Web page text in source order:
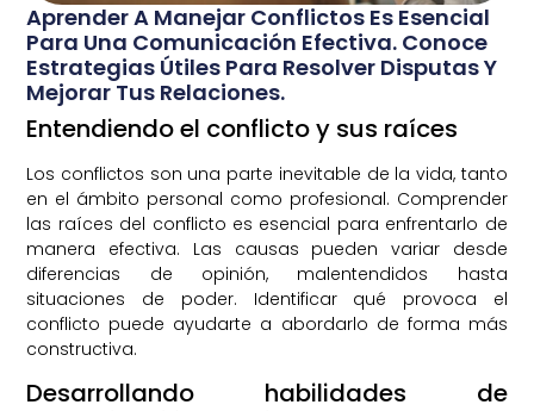
Aprender A Manejar Conflictos Es Esencial
Para Una Comunicación Efectiva. Conoce
Estrategias Útiles Para Resolver Disputas Y
Mejorar Tus Relaciones.
Entendiendo el conflicto y sus raíces
Los conflictos son una parte inevitable de la vida, tanto
en el ámbito personal como profesional. Comprender
las raíces del conflicto es esencial para enfrentarlo de
manera efectiva. Las causas pueden variar desde
diferencias de opinión, malentendidos hasta
situaciones de poder. Identificar qué provoca el
conflicto puede ayudarte a abordarlo de forma más
constructiva.
Desarrollando habilidades de